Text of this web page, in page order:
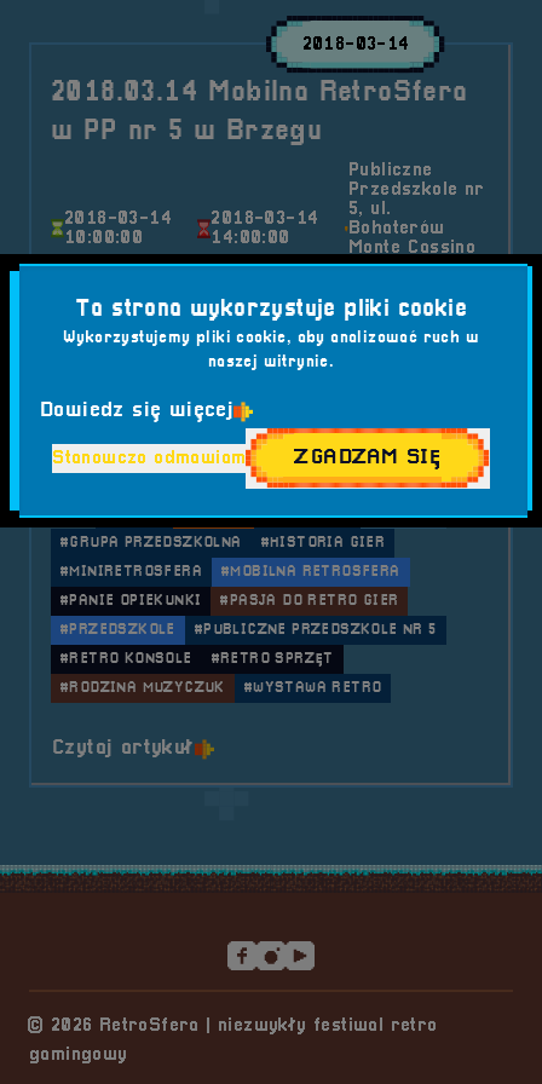
2018-03-14
2018.03.14 Mobilna RetroSfera
w PP nr 5 w Brzegu
2018-03-14
10:00:00
2018-03-14
14:00:00
Publiczne
Przedszkole nr
5, ul.
Bohaterów
Monte Cassino
1, 49-300
Zaledwie kilka dni po pierwszej edycji festiwalu
RetroSfera otrzymaliśmy mnóstwo zaproszeń na
gamingowe...
Kategorie wpisu:
Aktualności Mobilna RetroSfera Wydarzenia
Tagi: #BRZEG #DZIECI #EDUKACJA
#EMOCJE
#GRUPA PRZEDSZKOLNA
#HISTORIA GIER
#MINIRETROSFERA
#MOBILNA RETROSFERA
#PANIE OPIEKUNKI
#PASJA DO RETRO GIER
#PRZEDSZKOLE
#PUBLICZNE PRZEDSZKOLE NR 5
#RETRO KONSOLE
#RETRO SPRZĘT
#RODZINA MUZYCZUK
#WYSTAWA RETRO
Czytaj artykuło tytule 2018.03.14 Mobilna
© 2026 RetroSfera | niezwykły festiwal retro
gamingowy
Ta strona wykorzystuje pliki cookie
Wykorzystujemy pliki cookie, aby analizować ruch w
naszej witrynie.
Dowiedz się więcej
Stanowczo odmawiam ZGADZAM SIĘ